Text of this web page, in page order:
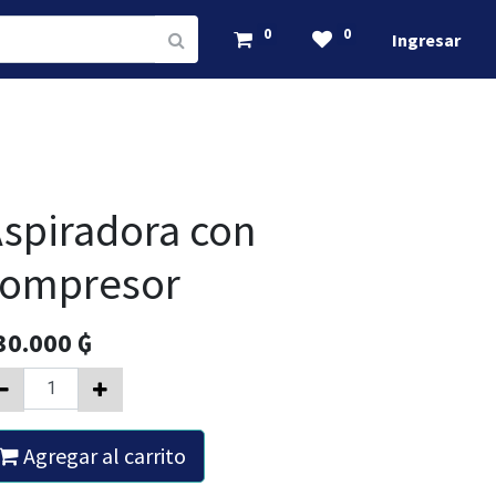
0 0 Ingresar
con
₲
Agregar al carrito